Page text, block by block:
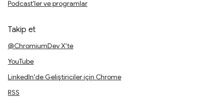
Podcast'ler ve programlar
Takip et
@ChromiumDev X'te
YouTube
LinkedIn'de Geliştiriciler için Chrome
RSS